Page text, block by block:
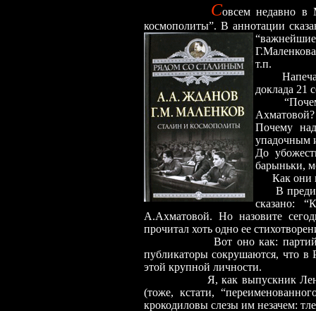
Совсем недавно в
космополиты”. В аннотации
т.п.
доклада 21
Почему
упадочным
До
барыньки,
Как они
В
сказано:
А.Ахматовой. Но назовите
прочитал хоть одно ее
Вот оно как:
публикаторы сокрушаются, что в
этой крупной личности.
Я, как выпускник
(тоже, кстати,
крокодиловы слезы им незачем: